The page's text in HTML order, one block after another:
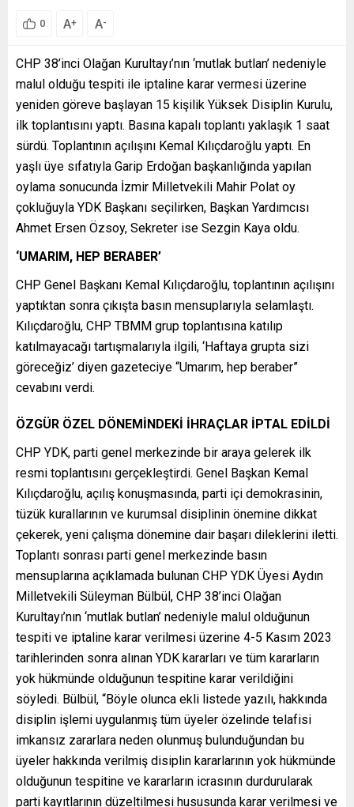
0 A+ A-
CHP 38’inci Olağan Kurultayı’nın ‘mutlak butlan’ nedeniyle
malul olduğu tespiti ile iptaline karar vermesi üzerine
yeniden göreve başlayan 15 kişilik Yüksek Disiplin Kurulu,
ilk toplantısını yaptı. Basına kapalı toplantı yaklaşık 1 saat
sürdü. Toplantının açılışını Kemal Kılıçdaroğlu yaptı. En
yaşlı üye sıfatıyla Garip Erdoğan başkanlığında yapılan
oylama sonucunda İzmir Milletvekili Mahir Polat oy
çokluğuyla YDK Başkanı seçilirken, Başkan Yardımcısı
Ahmet Ersen Özsoy, Sekreter ise Sezgin Kaya oldu.
‘UMARIM, HEP BERABER’
CHP Genel Başkanı Kemal Kılıçdaroğlu, toplantının açılışını
yaptıktan sonra çıkışta basın mensuplarıyla selamlaştı.
Kılıçdaroğlu, CHP TBMM grup toplantısına katılıp
katılmayacağı tartışmalarıyla ilgili, ‘Haftaya grupta sizi
göreceğiz’ diyen gazeteciye “Umarım, hep beraber”
cevabını verdi.
ÖZGÜR ÖZEL DÖNEMİNDEKİ İHRAÇLAR İPTAL EDİLDİ
CHP YDK, parti genel merkezinde bir araya gelerek ilk
resmi toplantısını gerçekleştirdi. Genel Başkan Kemal
Kılıçdaroğlu, açılış konuşmasında, parti içi demokrasinin,
tüzük kurallarının ve kurumsal disiplinin önemine dikkat
çekerek, yeni çalışma dönemine dair başarı dileklerini iletti.
Toplantı sonrası parti genel merkezinde basın
mensuplarına açıklamada bulunan CHP YDK Üyesi Aydın
Milletvekili Süleyman Bülbül, CHP 38’inci Olağan
Kurultayı’nın ‘mutlak butlan’ nedeniyle malul olduğunun
tespiti ve iptaline karar verilmesi üzerine 4-5 Kasım 2023
tarihlerinden sonra alınan YDK kararları ve tüm kararların
yok hükmünde olduğunun tespitine karar verildiğini
söyledi. Bülbül, “Böyle olunca ekli listede yazılı, hakkında
disiplin işlemi uygulanmış tüm üyeler özelinde telafisi
imkansız zararlara neden olunmuş bulunduğundan bu
üyeler hakkında verilmiş disiplin kararlarının yok hükmünde
olduğunun tespitine ve kararların icrasının durdurularak
parti kayıtlarının düzeltilmesi hususunda karar verilmesi ve